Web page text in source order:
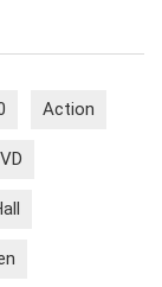
Action